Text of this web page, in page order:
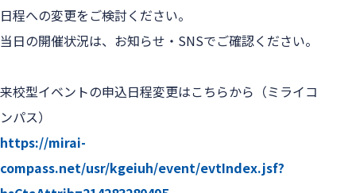
日程への変更をご検討ください。
当日の開催状況は、お知らせ・SNSでご確認ください。
来校型イベントの申込日程変更はこちらから（ミライコ
https://mirai-
compass.net/usr/kgeiuh/event/evtIndex.jsf?